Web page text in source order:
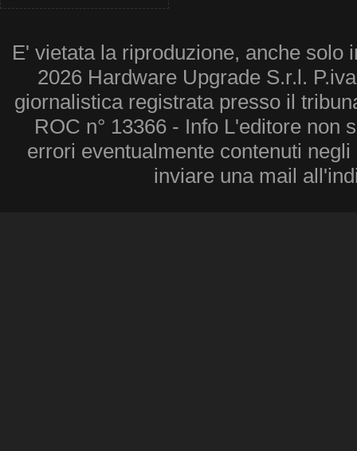
E' vietata la riproduzione, anche solo
2026 Hardware Upgrade S.r.l.
giornalistica registrata presso il
ROC n° 13366 - Info L'editore non
errori eventualmente contenuti
inviare una mail